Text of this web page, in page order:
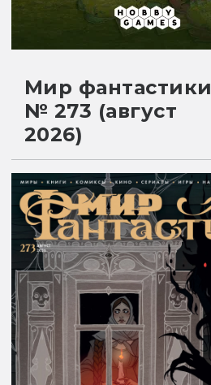
Мир фантастики
№ 273 (август
2026)